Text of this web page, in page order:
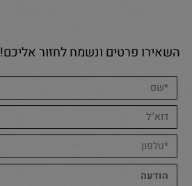
השאירו פרטים ונשמח לחזור אליכם!